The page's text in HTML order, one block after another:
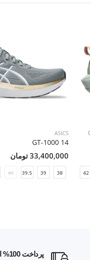
42
ASICS
GT-1000 14
33,400,000 تومان
38
39
39.5
40
پرداخت 100% امن